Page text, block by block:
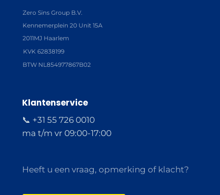
Zero Sins Group B.V.
Kennemerplein 20 Unit 15A
2011MJ Haarlem
KVK 62838199
BTW NL854977867B02
Klantenservice
📞 +31 55 726 0010
ma t/m vr 09:00-17:00
Heeft u een vraag, opmerking of klacht?